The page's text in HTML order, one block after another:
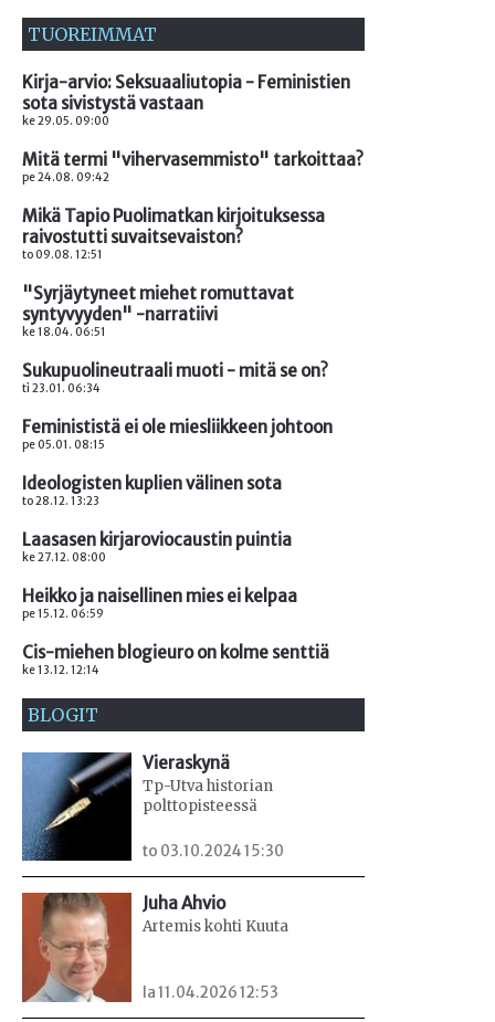
TUOREIMMAT
Kirja-arvio: Seksuaaliutopia - Feministien
sota sivistystä vastaan
ke 29.05. 09:00
Mitä termi "vihervasemmisto" tarkoittaa?
pe 24.08. 09:42
Mikä Tapio Puolimatkan kirjoituksessa
raivostutti suvaitsevaiston?
to 09.08. 12:51
"Syrjäytyneet miehet romuttavat
syntyvyyden" -narratiivi
ke 18.04. 06:51
Sukupuolineutraali muoti - mitä se on?
ti 23.01. 06:34
Feminististä ei ole miesliikkeen johtoon
pe 05.01. 08:15
Ideologisten kuplien välinen sota
to 28.12. 13:23
Laasasen kirjaroviocaustin puintia
ke 27.12. 08:00
Heikko ja naisellinen mies ei kelpaa
pe 15.12. 06:59
Cis-miehen blogieuro on kolme senttiä
ke 13.12. 12:14
BLOGIT
Vieraskynä
Tp-Utva historian
polttopisteessä
to 03.10.2024 15:30
Juha Ahvio
Artemis kohti Kuuta
la 11.04.2026 12:53